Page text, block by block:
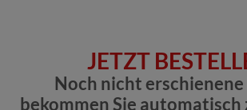
JETZT
Noch nicht
bekommen Sie automatisch